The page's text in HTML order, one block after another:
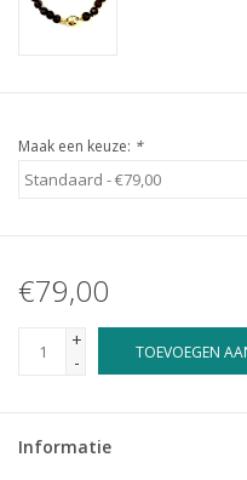
Maak een keuze: *
€79,00
+
-
TOEVOEGEN
Informatie